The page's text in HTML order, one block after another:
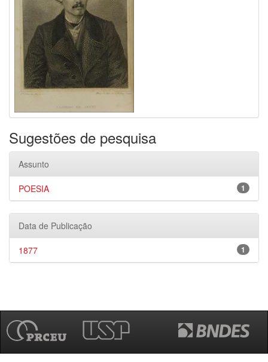
Sugestões de pesquisa
Assunto
1
POESIA
Data de Publicação
1
1877